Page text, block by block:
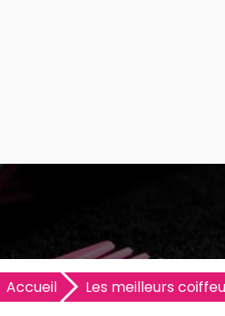
Accueil Les meilleurs